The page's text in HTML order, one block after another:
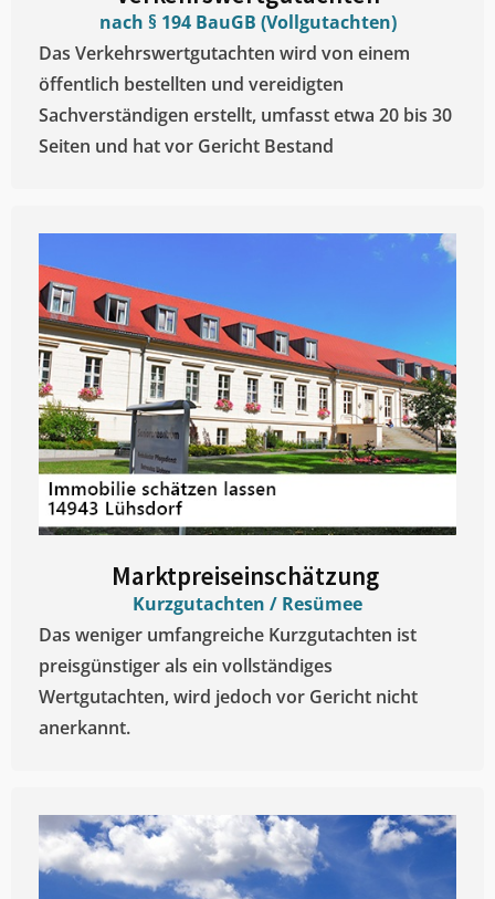
nach § 194 BauGB (Vollgutachten)
Das Verkehrswertgutachten wird von einem
öffentlich bestellten und vereidigten
Sachverständigen erstellt, umfasst etwa 20 bis 30
Seiten und hat vor Gericht Bestand
Marktpreiseinschätzung ​
Kurzgutachten / Resümee
Das weniger umfangreiche Kurzgutachten ist
preisgünstiger als ein vollständiges
Wertgutachten, wird jedoch vor Gericht nicht
anerkannt.